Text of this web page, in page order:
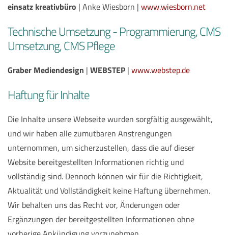
einsatz kreativbüro | Anke Wiesborn | www.wiesborn.net
Technische Umsetzung - Programmierung, CMS
Umsetzung, CMS Pflege
Graber Mediendesign | WEBSTEP | www.webstep.de
Haftung für Inhalte
Die Inhalte unsere Webseite wurden sorgfältig ausgewählt,
und wir haben alle zumutbaren Anstrengungen
unternommen, um sicherzustellen, dass die auf dieser
Website bereitgestellten Informationen richtig und
vollständig sind. Dennoch können wir für die Richtigkeit,
Aktualität und Vollständigkeit keine Haftung übernehmen.
Wir behalten uns das Recht vor, Änderungen oder
Ergänzungen der bereitgestellten Informationen ohne